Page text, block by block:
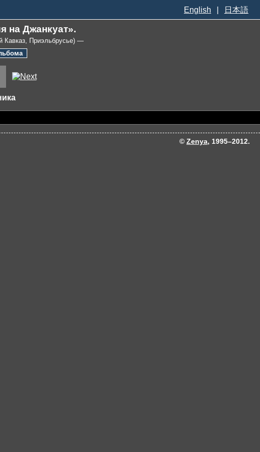
English 日本語
на Джанкуат».
Кавказ, Приэльбрусье) —
© Zenya, 1995–2012.